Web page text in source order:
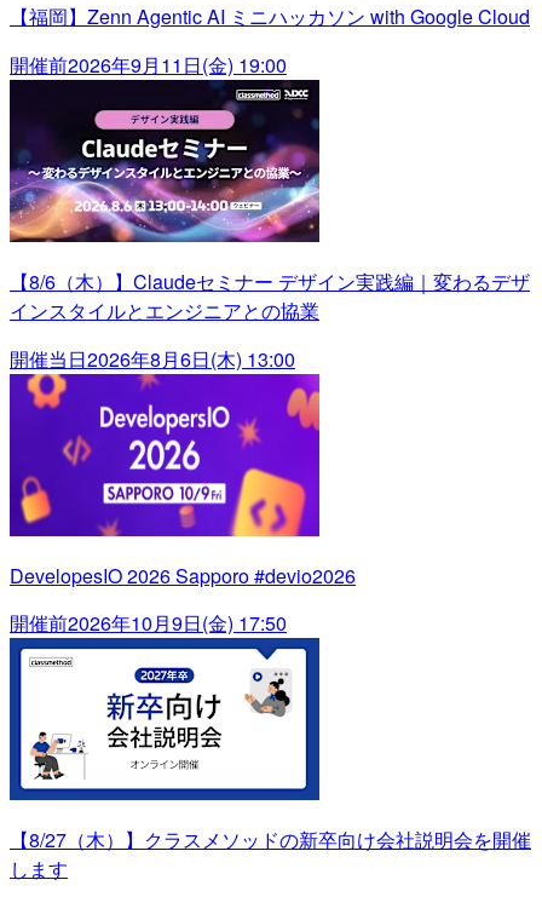
【福岡】Zenn Agentic AI ミニハッカソン with Google Cloud
開催前2026年9月11日(金) 19:00
【8/6（木）】Claudeセミナー デザイン実践編｜変わるデザ
インスタイルとエンジニアとの協業
開催当日2026年8月6日(木) 13:00
DevelopesIO 2026 Sapporo #devio2026
開催前2026年10月9日(金) 17:50
【8/27（木）】クラスメソッドの新卒向け会社説明会を開催
します